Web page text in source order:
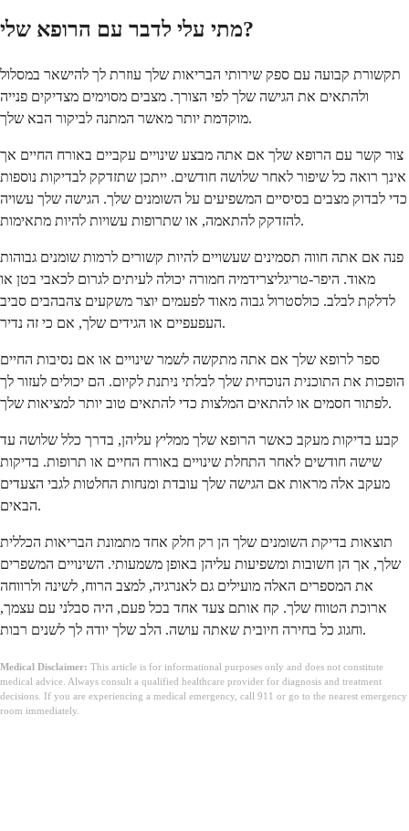
מתי עלי לדבר עם הרופא שלי?
תקשורת קבועה עם ספק שירותי הבריאות שלך עוזרת לך להישאר במסלול
ולהתאים את הגישה שלך לפי הצורך. מצבים מסוימים מצדיקים פנייה
מוקדמת יותר מאשר המתנה לביקור הבא שלך.
צור קשר עם הרופא שלך אם אתה מבצע שינויים עקביים באורח החיים אך
אינך רואה כל שיפור לאחר שלושה חודשים. ייתכן שתזדקק לבדיקות נוספות
כדי לבדוק מצבים בסיסיים המשפיעים על השומנים שלך. הגישה שלך עשויה
להזדקק להתאמה, או שתרופות עשויות להיות מתאימות.
פנה אם אתה חווה תסמינים שעשויים להיות קשורים לרמות שומנים גבוהות
מאוד. היפר-טריגליצרידמיה חמורה יכולה לעיתים לגרום לכאבי בטן או
לדלקת לבלב. כולסטרול גבוה מאוד לפעמים יוצר משקעים צהבהבים סביב
העפעפיים או הגידים שלך, אם כי זה נדיר.
ספר לרופא שלך אם אתה מתקשה לשמר שינויים או אם נסיבות החיים
הופכות את התוכנית הנוכחית שלך לבלתי ניתנת לקיום. הם יכולים לעזור לך
לפתור חסמים או להתאים המלצות כדי להתאים טוב יותר למציאות שלך.
קבע בדיקות מעקב כאשר הרופא שלך ממליץ ​​עליהן, בדרך כלל שלושה עד
שישה חודשים לאחר התחלת שינויים באורח החיים או תרופות. בדיקות
מעקב אלה מראות אם הגישה שלך עובדת ומנחות החלטות לגבי הצעדים
הבאים.
תוצאות בדיקת השומנים שלך הן רק חלק אחד מתמונת הבריאות הכללית
שלך, אך הן חשובות ומשפיעות עליהן באופן משמעותי. השינויים המשפרים
את המספרים האלה מועילים גם לאנרגיה, למצב הרוח, לשינה ולרווחה
ארוכת הטווח שלך. קח אותם צעד אחד בכל פעם, היה סבלני עם עצמך,
וחגוג כל בחירה חיובית שאתה עושה. הלב שלך יודה לך לשנים רבות.
Medical Disclaimer: This article is for informational purposes only and does not constitute
medical advice. Always consult a qualified healthcare provider for diagnosis and treatment
decisions. If you are experiencing a medical emergency, call 911 or go to the nearest emergency
room immediately.